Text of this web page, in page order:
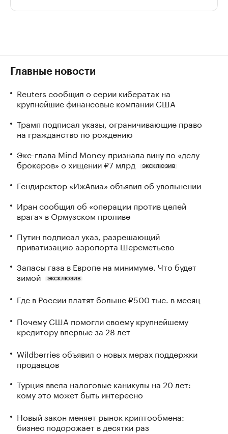
Главные новости
Reuters сообщил о серии кибератак на
крупнейшие финансовые компании США
Трамп подписал указы, ограничивающие право
на гражданство по рождению
Экс-глава Mind Money признала вину по «делу
брокеров» о хищении ₽7 млрд
ЭКСКЛЮЗИВ
Гендиректор «ИжАвиа» объявил об увольнении
Иран сообщил об «операции против целей
врага» в Ормузском проливе
Путин подписал указ, разрешающий
приватизацию аэропорта Шереметьево
Запасы газа в Европе на минимуме. Что будет
зимой
ЭКСКЛЮЗИВ
Где в России платят больше ₽500 тыс. в месяц
Почему США помогли своему крупнейшему
кредитору впервые за 28 лет
Wildberries объявил о новых мерах поддержки
продавцов
Турция ввела налоговые каникулы на 20 лет:
кому это может быть интересно
Новый закон меняет рынок криптообмена:
бизнес подорожает в десятки раз